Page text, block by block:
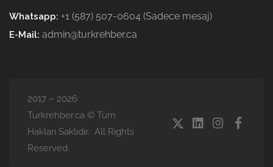
Whatsapp: +1 (587) 507-0604 (Sadece mesaj)
E-Mail: admin@turkrehber.ca
2017 – 2026
Turkrehber.ca © Tüm
Hakları Saklıdır. All Rights
Reserved.